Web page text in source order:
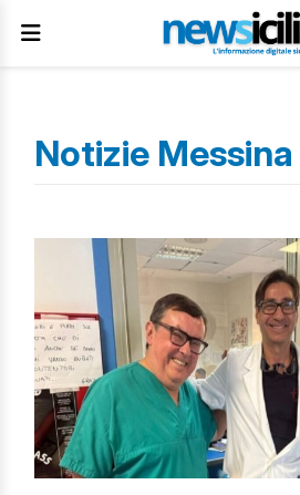
Notizie Messina